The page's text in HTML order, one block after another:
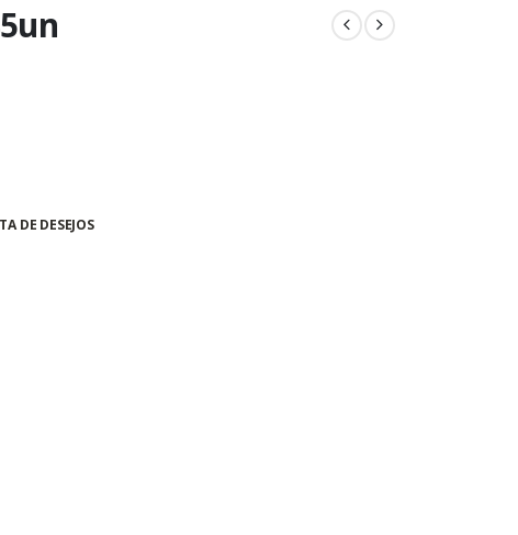
DE DESEJOS